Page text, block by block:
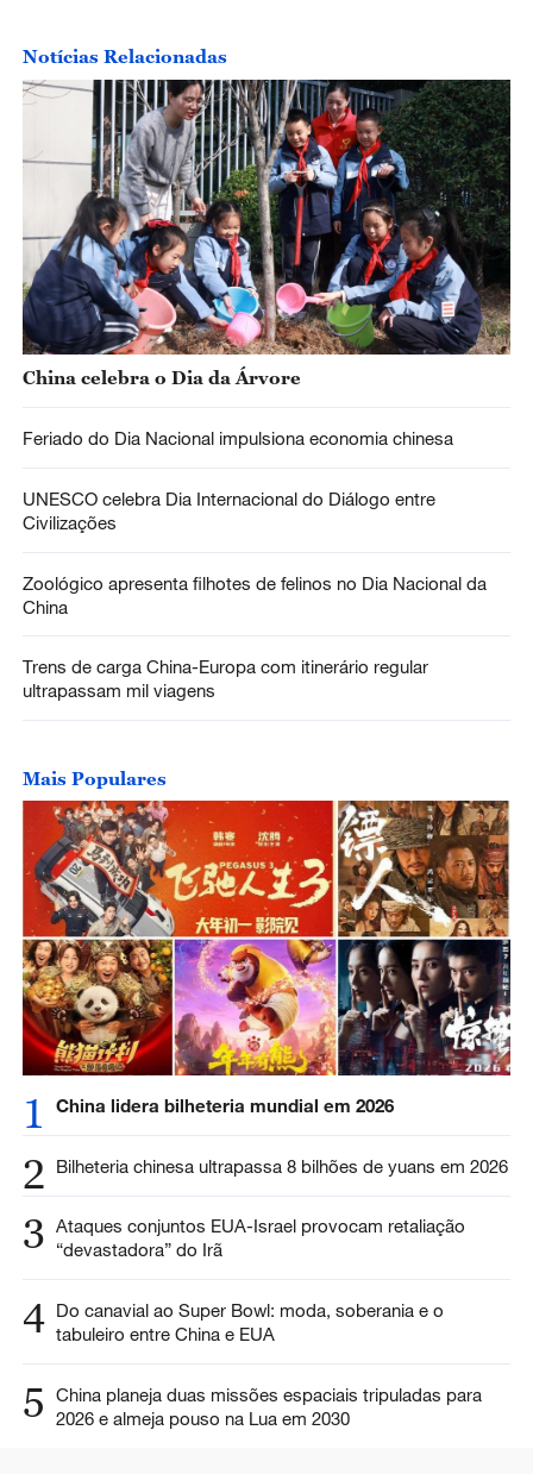
Notícias Relacionadas
China celebra o Dia da Árvore
Feriado do Dia Nacional impulsiona economia chinesa
UNESCO celebra Dia Internacional do Diálogo entre
Civilizações
Zoológico apresenta filhotes de felinos no Dia Nacional da
China
Trens de carga China-Europa com itinerário regular
ultrapassam mil viagens
Mais Populares
1 China lidera bilheteria mundial em 2026
2 Bilheteria chinesa ultrapassa 8 bilhões de yuans em 2026
3 Ataques conjuntos EUA-Israel provocam retaliação
“devastadora” do Irã
4 Do canavial ao Super Bowl: moda, soberania e o
tabuleiro entre China e EUA
5
China planeja duas missões espaciais tripuladas para
2026 e almeja pouso na Lua em 2030